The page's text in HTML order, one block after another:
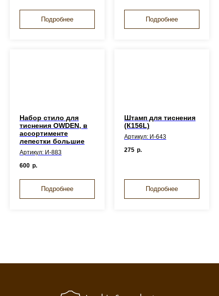
Подробнее Подробнее
Набор стило для
тиснения OWDEN, в
ассортименте
лепестки большие
Артикул: И-883
600 р.
Подробнее
Штамп для тиснения
(К156L)
Артикул: И-643
275 р.
Подробнее